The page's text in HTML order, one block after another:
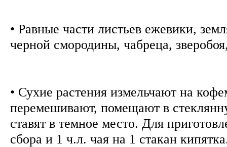
• Равные части листьев ежевики,
черной смородины, чабреца,
• Сухие растения измельчают на
перемешивают, помещают в
ставят в темное место. Для
сбора и 1 ч.л. чая на 1 стакан